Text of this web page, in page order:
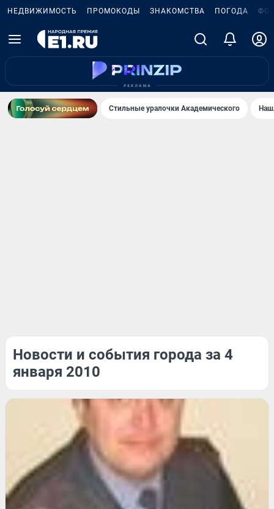
НЕДВИЖИМОСТЬ ПРОМОКОДЫ ЗНАКОМСТВА ПОГОДА
Стильные уралочки Академического
Новости и события города за 4
января 2010